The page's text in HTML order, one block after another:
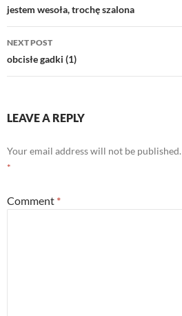
navigation
jestem wesoła, trochę szalona
NEXT POST
obcisłe gadki (1)
LEAVE A REPLY
Your email address will not be published.
*
Comment *